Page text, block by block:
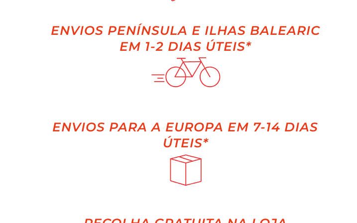
ENVIOS PENÍNSULA E ILHAS BALEARIC
EM 1-2 DIAS ÚTEIS*
ENVIOS PARA A EUROPA EM 7-14 DIAS
ÚTEIS*